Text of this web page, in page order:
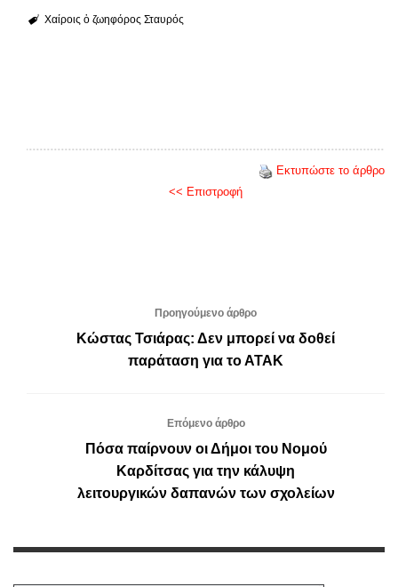
Χαίροις ὁ ζωηφόρος Σταυρός
Εκτυπώστε το άρθρο
<< Επιστροφή
Προηγούμενο άρθρο
Κώστας Τσιάρας: Δεν μπορεί να δοθεί
παράταση για το ΑΤΑΚ
Επόμενο άρθρο
Πόσα παίρνουν οι Δήμοι του Νομού
Καρδίτσας για την κάλυψη
λειτουργικών δαπανών των σχολείων